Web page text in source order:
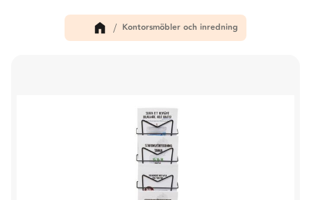
Kontorsmöbler och inredning